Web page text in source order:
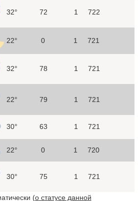
32° 72 1 722
22° 0 1 721
32° 78 1 721
22° 79 1 721
30° 63 1 721
22° 0 1 720
30° 75 1 721
(о статусе данной